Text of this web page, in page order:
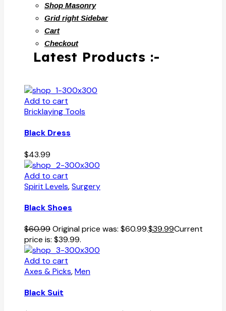
Shop Masonry
Grid right Sidebar
Cart
Checkout
Latest Products :-
Add to cart
Bricklaying Tools
Black Dress
$43.99
Add to cart
Spirit Levels,Surgery
Black Shoes
$60.99Original price was: $60.99.$39.99Current
price is: $39.99.
Add to cart
Axes & Picks,Men
Black Suit